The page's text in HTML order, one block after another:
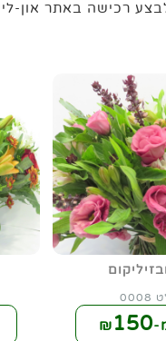
רכישה באתר און-
₪
150